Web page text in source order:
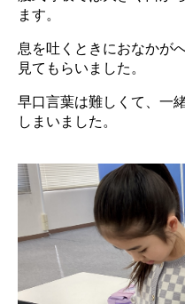
ます。
息を吐くときにおなかが
見てもらいました。
早口言葉は難しくて、一
しまいました。